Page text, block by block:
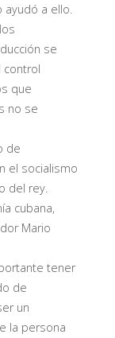
a ello.
se
control
que
no se
de
el socialismo
del rey.
cubana,
Mario
tener
de
un
la persona